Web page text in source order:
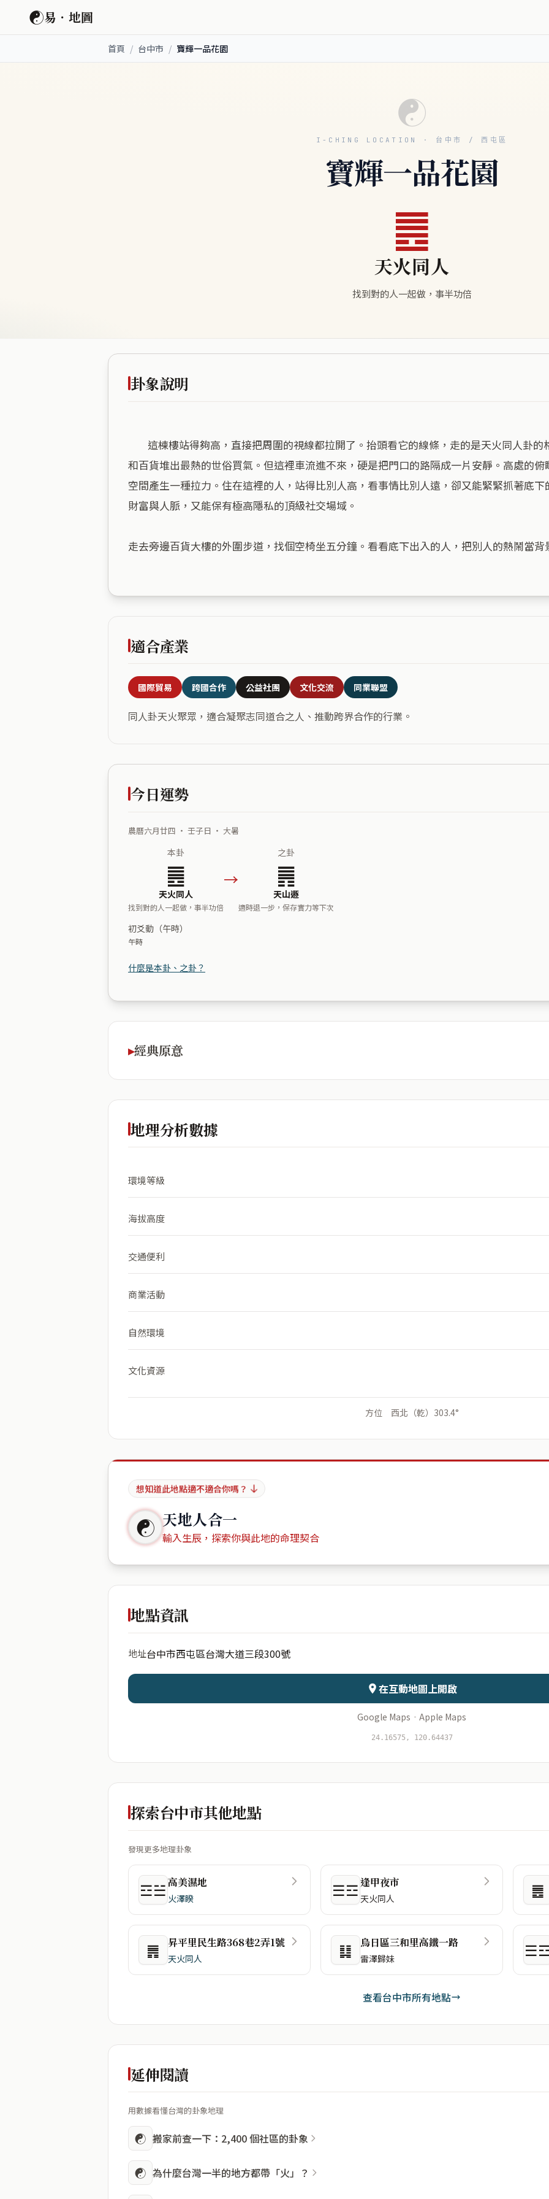
☯易．地圖
首頁 / 台中市 / 寶輝一品花園
☯
I-CHING LOCATION · 台中市 / 西屯區
寶輝一品花園
䷌
天火同人
找到對的人一起做，事半功倍
卦象說明
和百貨堆出最熱的世俗買氣。但這裡車流進不來，硬是把門口的路隔成一片安靜。高處的
空間產生一種拉力。住在這裡的人，站得比別人高，看事情比別人遠，卻又能緊緊抓著底
財富與人脈，又能保有極高隱私的頂級社交場域。
走去旁邊百貨大樓的外圍步道，找個空椅坐五分鐘。看看底下出入的人，把別人的熱鬧當
適合產業
國際貿易 跨國合作 公益社團 文化交流 同業聯盟
同人卦天火聚眾，適合凝聚志同道合之人、推動跨界合作的行業。
今日運勢
農曆六月廿四 ・ 壬子日 ・ 大暑
本卦
䷌
天火同人
找到對的人一起做，事半功倍
→
之卦
䷠
天山遯
適時退一步，保存實力等下次
初爻動（午時）
午時
什麼是本卦、之卦？
經典原意
地理分析數據
環境等級
海拔高度
交通便利
商業活動
自然環境
文化資源
方位 西北（乾）303.4°
想知道此地點適不適合你嗎？
☯ 天地人合一
輸入生辰，探索你與此地的命理契合
地點資訊
地址台中市西屯區台灣大道三段300號
在互動地圖上開啟
Google Maps · Apple Maps
24.16575, 120.64437
探索台中市其他地點
發現更多地理卦象
☲☱高美濕地
火澤睽 ☰☲逢甲夜市
天火同人 ䷌
䷠ 昇平里民生路368巷2弄1號
天火同人 ䷆ 烏日區三和里高鐵一路
雷澤歸妹
查看台中市所有地點
延伸閱讀
用數據看懂台灣的卦象地理
☯ 搬家前查一下：2,400 個社區的卦象
☯ 為什麼台灣一半的地方都帶「火」？